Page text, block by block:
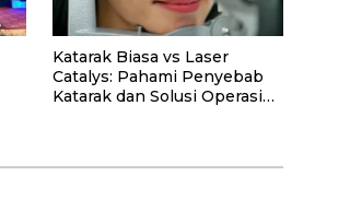
Katarak Biasa vs Laser
Catalys: Pahami Penyebab
Katarak dan Solusi Operasi